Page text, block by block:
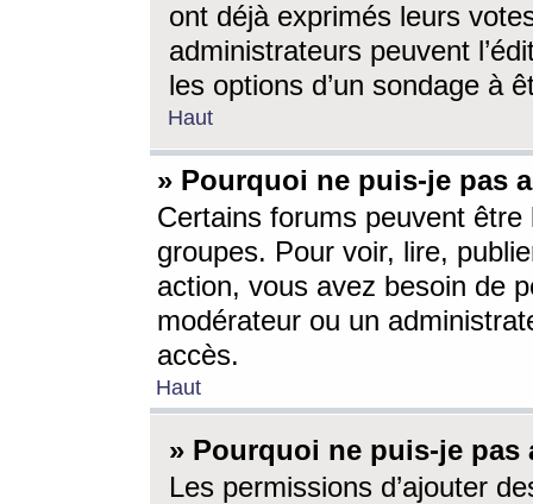
ont déjà exprimés leurs
administrateurs peuvent
les options d’un sondage à
Haut
» Pourquoi ne puis-je pas
Certains forums peuvent être
groupes. Pour voir, lire,
action, vous avez besoin de
modérateur ou un
accès.
Haut
» Pourquoi ne puis-je
Les permissions d’ajouter